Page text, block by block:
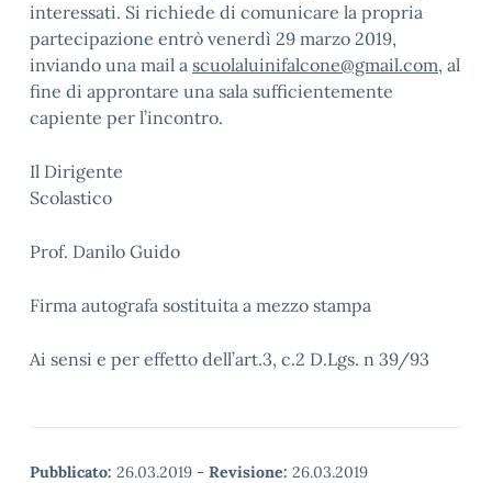
interessati. Si richiede di comunicare la propria
partecipazione entrò venerdì 29 marzo 2019,
inviando una mail a scuolaluinifalcone@gmail.com, al
fine di approntare una sala sufficientemente
capiente per l’incontro.
Il Dirigente
Prof. Danilo Guido
Firma autografa sostituita a mezzo stampa
Ai sensi e per effetto dell’art.3, c.2 D.Lgs. n 39/93
Pubblicato: 26.03.2019 - Revisione: 26.03.2019